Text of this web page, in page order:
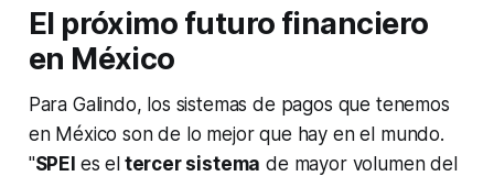
El próximo futuro financiero
en México
Para Galindo, los sistemas de pagos que tenemos
en México son de lo mejor que hay en el mundo.
"SPEI es eltercer sistema de mayor volumen del